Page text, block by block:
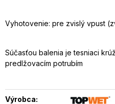
Vyhotovenie: pre zvislý vpust
Súčasťou balenia je tesniaci
predlžovacím potrubím
Výrobca: